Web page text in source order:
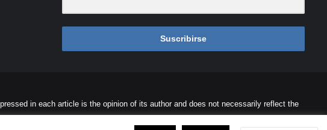
Suscribirse
in each article is the opinion of its author and does not necessarily reflect the